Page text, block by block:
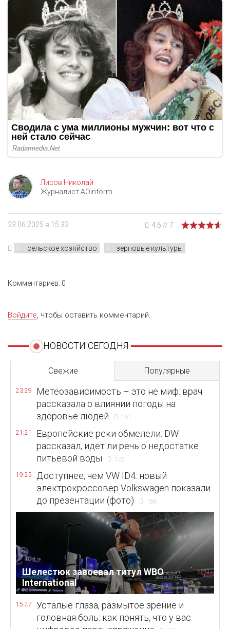
Лисов Николай
Журналист AOinform
23.06.2025 в 15:32 4.6 // 7
сельское хозяйство зерновые культуры
Комментариев: 0
Войдите, чтобы оставить комментарий.
НОВОСТИ СЕГОДНЯ
Свежие Популярные
23:29
Метеозависимость – это не миф: врач
рассказала о влиянии погоды на
здоровье людей
161
21:21
Европейские реки обмелели: DW
рассказал, идет ли речь о недостатке
питьевой воды
173
19:25
Доступнее, чем VW ID4: новый
электрокроссовер Volkswagen показали
до презентации (фото)
166
Шелестюк завоевал титул WBO
International
15:27
Усталые глаза, размытое зрение и
головная боль: как понять, что у вас